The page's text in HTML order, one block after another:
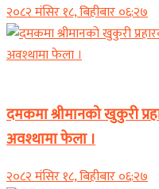
२०८२ मंसिर १८, बिहीबार ०६:२७
दमकमा श्रीमानको खुकुरी
अवश्थामा फेला ।
२०८२ मंसिर १८, बिहीबार ०६:२७